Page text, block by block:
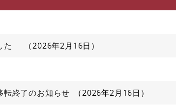
た 2026年2月16日
転終了のお知らせ 2026年2月16日